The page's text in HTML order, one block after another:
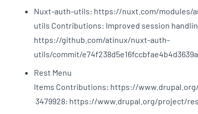
Nuxt-auth-utils: https://nuxt.com/modules/
utils Contributions: Improved session
https://github.com/atinux/nuxt-auth-
utils/commit/
Rest Menu
Items Contributions: https://
3479928: https://www.drupal.org/project/